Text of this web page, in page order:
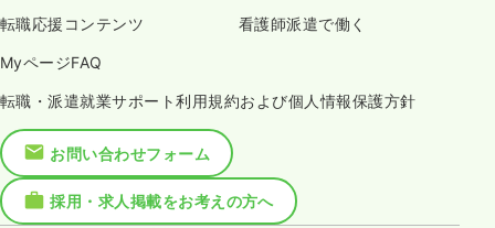
転職応援コンテンツ 看護師派遣で働く
MyページFAQ
転職・派遣就業サポート利用規約および個人情報保護方針
お問い合わせフォーム
採用・求人掲載をお考えの方へ